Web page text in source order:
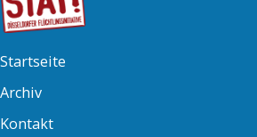
Startseite
Archiv
Kontakt